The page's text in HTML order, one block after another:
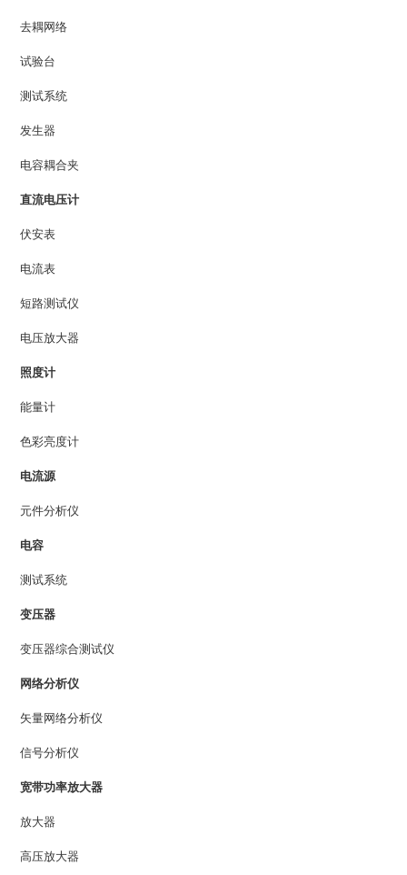
去耦网络
试验台
测试系统
发生器
电容耦合夹
直流电压计
伏安表
电流表
短路测试仪
电压放大器
照度计
能量计
色彩亮度计
电流源
元件分析仪
电容
测试系统
变压器
变压器综合测试仪
网络分析仪
矢量网络分析仪
信号分析仪
宽带功率放大器
放大器
高压放大器